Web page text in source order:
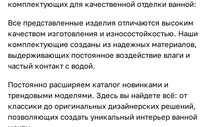
комплектующих для качественной отделки ванной:
Все представленные изделия отличаются высоким
качеством изготовления и износостойкостью. Наши
комплектующие созданы из надежных материалов,
выдерживающих постоянное воздействие влаги и
частый контакт с водой.
Постоянно расширяем каталог новинками и
трендовыми моделями. Здесь вы найдете всё: от
классики до оригинальных дизайнерских решений,
позволяющих создать уникальный интерьер ванной